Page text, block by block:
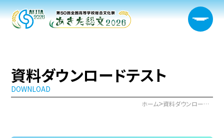
大会概要
ホーム> 資料ダウンロードテスト
資料ダウンロードテスト
DOWNLOAD